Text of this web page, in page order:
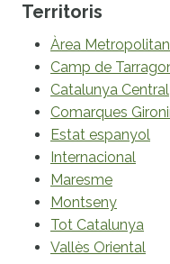
Territoris
Àrea
Camp de
Catalunya Central
Comarques
Estat espanyol
Internacional
Maresme
Montseny
Tot Catalunya
Vallès Oriental